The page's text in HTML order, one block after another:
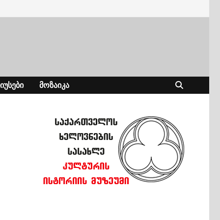
ᲛᲝᲖᲐᲘᲙᲐ